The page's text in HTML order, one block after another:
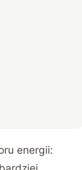
energii: